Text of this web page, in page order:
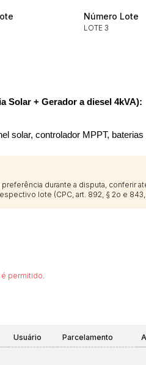
Número Lote
LOTE 3
Solar + Gerador a diesel 4kVA):
solar, controlador MPPT,
durante a disputa, conferir
lote (CPC, art. 892, § 2o e 843,
é permitido
Usuário Parcelamento